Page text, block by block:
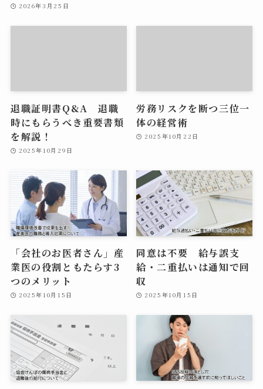
2026年3月25日
退職証明書Q&A 退職
時にもらうべき重要書類
を解説！
2025年10月29日
労務リスクを断つ三位一
体の経営術
2025年10月22日
「会社のお医者さん」産
業医の役割ともたらす3
つのメリット
2025年10月15日
同意は不要 給与誤支
給・二重払いは通知で回
収
2025年10月15日